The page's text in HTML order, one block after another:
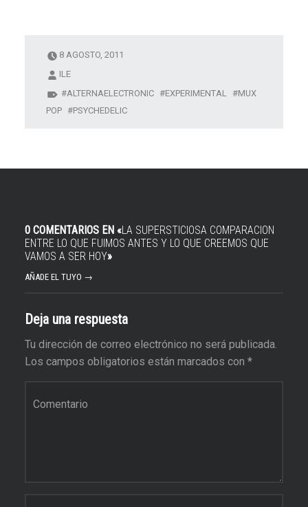
8 AGOSTO, 2011
ILE
ALTERNAELECTRONIC
EXPERIMENTAL
MUX
POP
PSYCHEDELIC
0 COMENTARIOS EN «LA SUPERSTICIOSA COMPARACION
ENTRE LO QUE FUIMOS ANTES Y LO QUE CREEMOS QUE
VAMOS A SER HOY»
AÑADE EL TUYO →
Deja una respuesta
Tu dirección de correo electrónico no será publicada.
Los campos obligatorios están marcados con *